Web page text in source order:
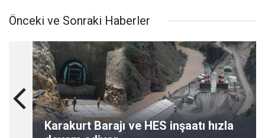
Önceki ve Sonraki Haberler
Karakurt Barajı ve HES inşaatı hızla